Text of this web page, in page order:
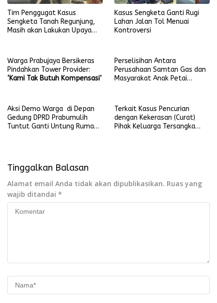
Tim Penggugat Kasus
Sengketa Tanah Regunjung,
Masih akan Lakukan Upaya
Kasus Sengketa Ganti Rugi
Lahan Jalan Tol Menuai
Kontroversi
Warga Prabujaya Bersikeras
Pindahkan Tower Provider:
‘Kami Tak Butuh Kompensasi’
Perselisihan Antara
Perusahaan Samtan Gas dan
Masyarakat Anak Petai
Aksi Demo Warga di Depan
Gedung DPRD Prabumulih
Tuntut Ganti Untung Rumah
Terkait Kasus Pencurian
dengan Kekerasan (Curat)
Pihak Keluarga Tersangka
Tinggalkan Balasan
Alamat email Anda tidak akan dipublikasikan. Ruas yang
wajib ditandai *